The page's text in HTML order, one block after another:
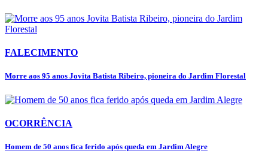
FALECIMENTO
Morre aos 95 anos Jovita Batista Ribeiro, pioneira do Jardim Florestal
OCORRÊNCIA
Homem de 50 anos fica ferido após queda em Jardim Alegre